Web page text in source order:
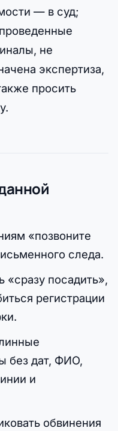
— в суд;
не
экспертиза,
просить
«позвоните
следа.
«сразу посадить»,
регистрации
без дат, ФИО,
и
обвинения